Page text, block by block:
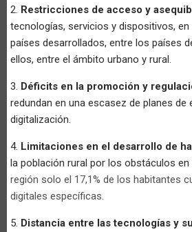
2. Restricciones de acceso y
tecnologías, servicios y dispositivos,
países desarrollados, entre los países
ellos, entre el ámbito urbano y rural.
3. Déficits en la promoción y
redundan en una escasez de planes de
digitalización.
4. Limitaciones en el desarrollo de
la población rural por los obstáculos en
región solo el 17,1% de los habitantes
digitales específicas.
5. Distancia entre las tecnologías y